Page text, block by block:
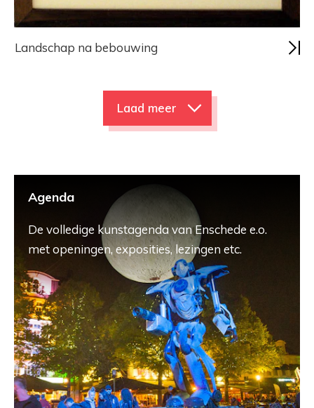
Landschap na bebouwing
Laad meer
Agenda
De volledige kunstagenda van Enschede e.o.
met openingen, exposities, lezingen etc.